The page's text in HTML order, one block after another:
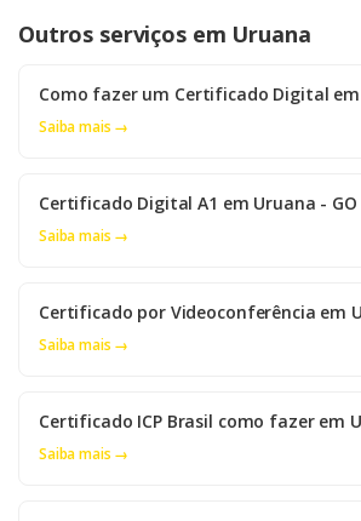
Outros serviços em Uruana
Como fazer um Certificado Digital em
Saiba mais →
Certificado Digital A1 em Uruana - GO
Saiba mais →
Certificado por Videoconferência em
Saiba mais →
Certificado ICP Brasil como fazer em
Saiba mais →